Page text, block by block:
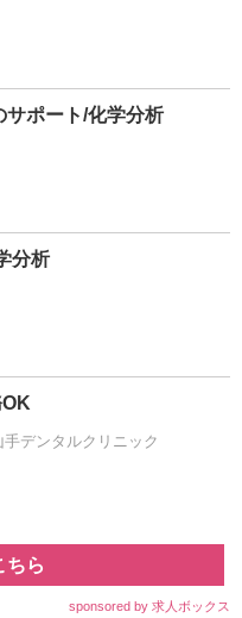
サポート/化学分析
分析
デンタルクリニック
ちら
sponsored by 求人ボックス